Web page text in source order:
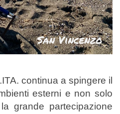
continua a spingere il
esterni e non solo
grande partecipazione